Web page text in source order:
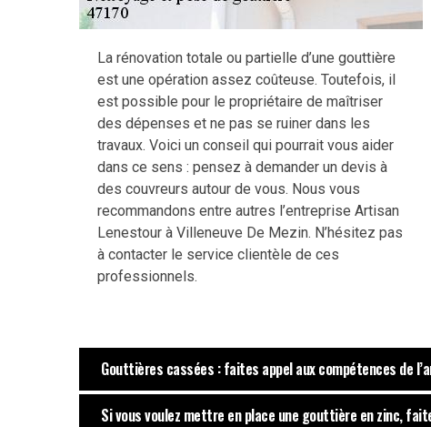
La rénovation totale ou partielle d’une gouttière
est une opération assez coûteuse. Toutefois, il
est possible pour le propriétaire de maîtriser
des dépenses et ne pas se ruiner dans les
travaux. Voici un conseil qui pourrait vous aider
dans ce sens : pensez à demander un devis à
des couvreurs autour de vous. Nous vous
recommandons entre autres l’entreprise Artisan
Lenestour à Villeneuve De Mezin. N’hésitez pas
à contacter le service clientèle de ces
professionnels.
Gouttières cassées : faites appel aux compétences de
Si vous voulez mettre en place une gouttière en zinc,